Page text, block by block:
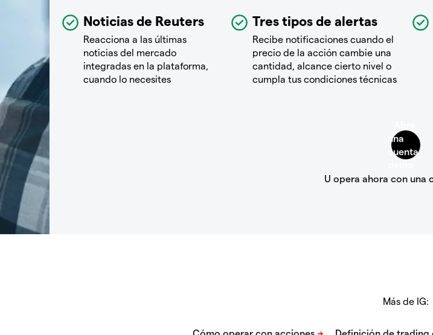
Noticias de Reuters
Reacciona a las últimas
noticias del mercado
integradas en la plataforma,
cuando lo necesites
Tres tipos de alertas
Recibe notificaciones cuando el
precio de la acción cambie una
cantidad, alcance cierto nivel o
cumpla tus condiciones técnicas
Más de IG: